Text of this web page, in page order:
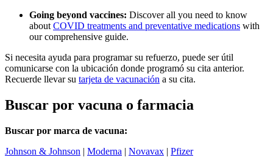
Going beyond vaccines: Discover all you need to know
about COVID treatments and preventative medications with
our comprehensive guide.
Si necesita ayuda para programar su refuerzo, puede ser útil
comunicarse con la ubicación donde programó su cita anterior.
Recuerde llevar su tarjeta de vacunación a su cita.
Buscar por vacuna o farmacia
Buscar por marca de vacuna:
Johnson & Johnson | Moderna | Novavax | Pfizer